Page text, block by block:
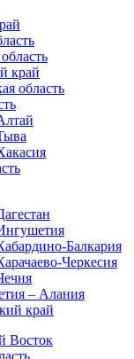
край
область
Балкария
Черкесия
– Алания
край
Восток